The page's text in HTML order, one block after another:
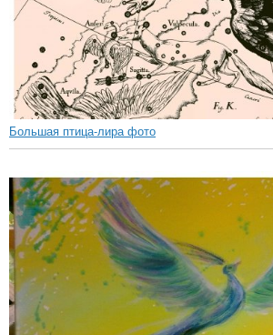
Большая птица-лира фото